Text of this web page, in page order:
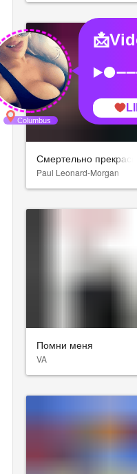
Смертельно прекрасна
Paul Leonard-Morgan
Помни меня
VA